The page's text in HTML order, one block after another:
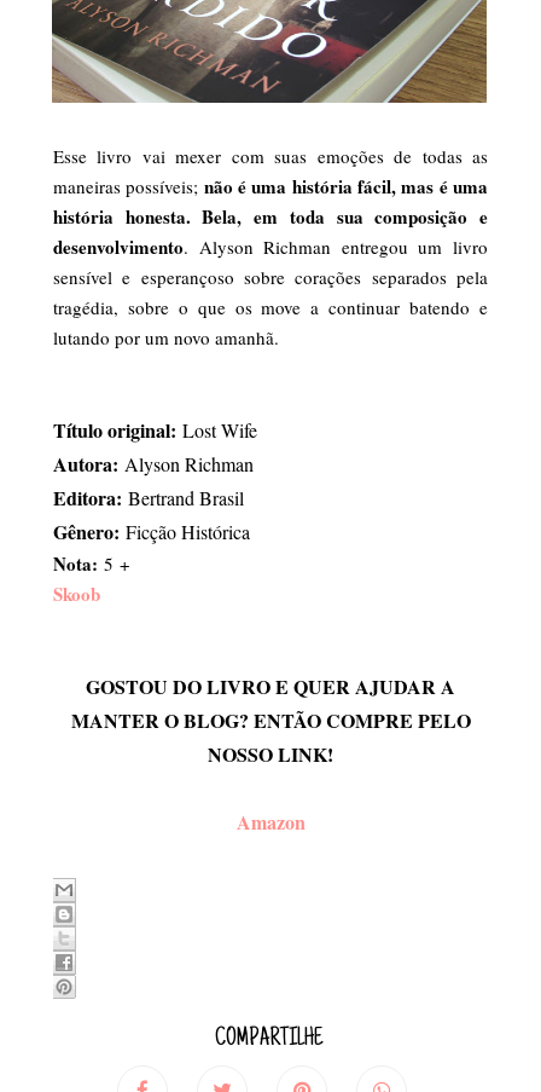
Esse livro vai mexer com suas emoções de todas as
maneiras possíveis; não é uma história fácil, mas é uma
história honesta. Bela, em toda sua composição e
desenvolvimento. Alyson Richman entregou um livro
sensível e esperançoso sobre corações separados pela
tragédia, sobre o que os move a continuar batendo e
lutando por um novo amanhã.
Título original: Lost Wife
Autora: Alyson Richman
Editora: Bertrand Brasil
Gênero: Ficção Histórica
Nota: 5 +
Skoob
GOSTOU DO LIVRO E QUER AJUDAR A
MANTER O BLOG? ENTÃO COMPRE PELO
NOSSO LINK!
Amazon
COMPARTILHE